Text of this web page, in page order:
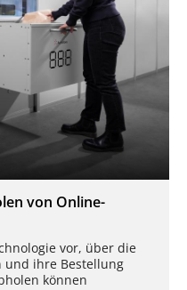
von Online-
vor, über die
ihre Bestellung
können